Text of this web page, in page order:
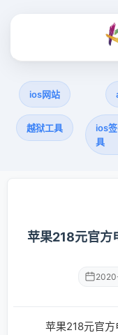
ios网站
越狱工具
ios
具
苹果218元官方
苹果218元官方